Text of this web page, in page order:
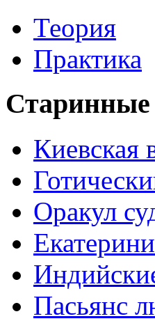
Теория
Практика
Киевская
Оракул
Пасьянс